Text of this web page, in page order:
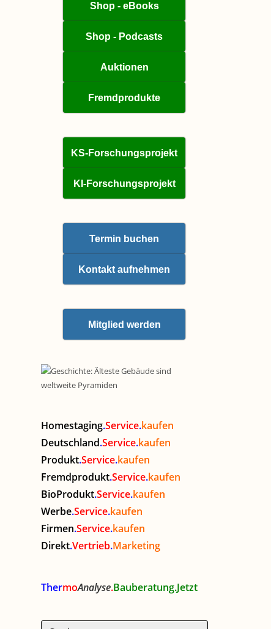
Shop - eBooks
Shop - Podcasts
Auktionen
Fremdprodukte
KS-Forschungsprojekt
KI-Forschungsprojekt
Termin buchen
Kontakt aufnehmen
Mitglied werden
Homestaging.Service.kaufen
Deutschland.Service.kaufen
Produkt.Service.kaufen
Fremdprodukt.Service.kaufen
BioProdukt.Service.kaufen
Werbe.Service.kaufen
Firmen.Service.kaufen
Direkt.Vertrieb.Marketing
ThermoAnalyse.Bauberatung.Jetzt